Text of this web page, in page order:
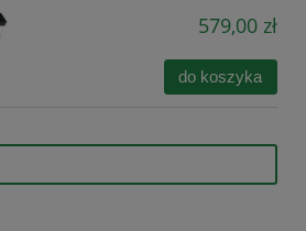
579,00 zł
do koszyka